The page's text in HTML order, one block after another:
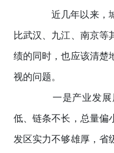
近几年以来，城
比武汉、九江、南京等
绩的同时，也应该清楚
视的问题。
一是产业发展
低、链条不长，总量偏
发区实力不够雄厚，省